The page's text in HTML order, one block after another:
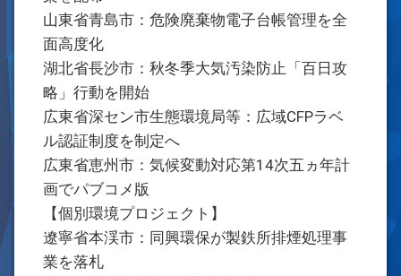
山東省青島市：危険廃棄物電子台帳管理を全
面高度化
湖北省長沙市：秋冬季大気汚染防止「百日攻
略」行動を開始
広東省深セン市生態環境局等：広域CFPラベ
ル認証制度を制定へ
広東省恵州市：気候変動対応第14次五ヵ年計
画でパブコメ版
【個別環境プロジェクト】
遼寧省本渓市：同興環保が製鉄所排煙処理事
業を落札